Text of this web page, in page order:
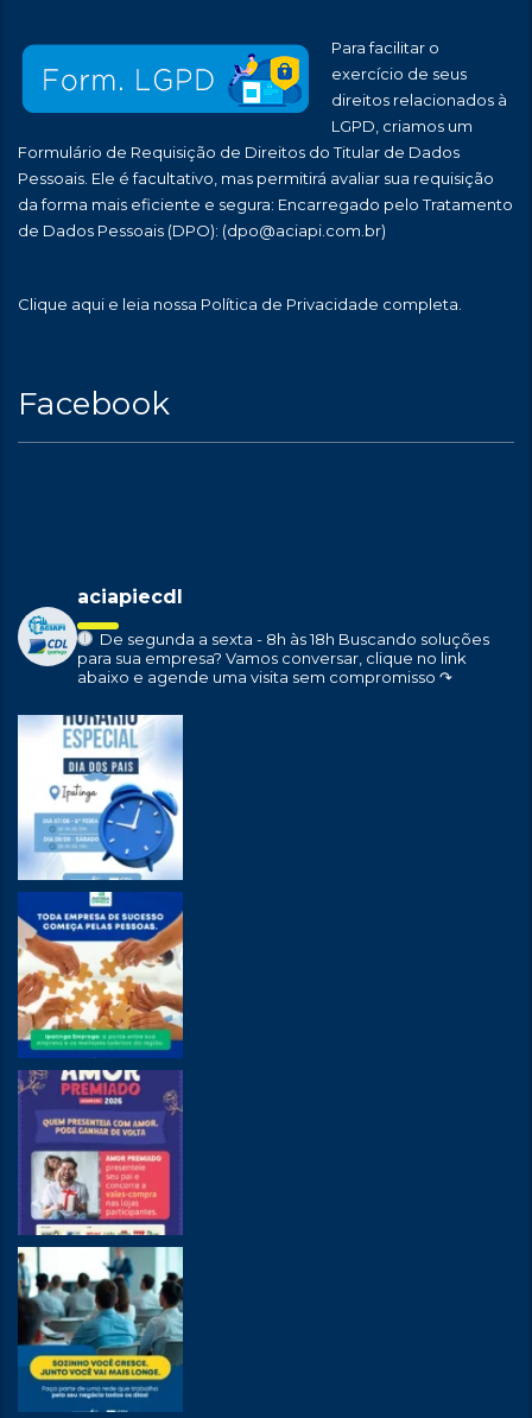
Para facilitar o
exercício de seus
direitos relacionados à
LGPD, criamos um
Formulário de Requisição de Direitos do Titular de Dados
Pessoais. Ele é facultativo, mas permitirá avaliar sua requisição
da forma mais eficiente e segura: Encarregado pelo Tratamento
de Dados Pessoais (DPO): (dpo@aciapi.com.br)
Clique aqui e leia nossa Política de Privacidade completa.
Facebook
aciapiecdl
De segunda a sexta - 8h às 18h Buscando soluções
para sua empresa? Vamos conversar, clique no link
abaixo e agende uma visita sem compromisso ↷